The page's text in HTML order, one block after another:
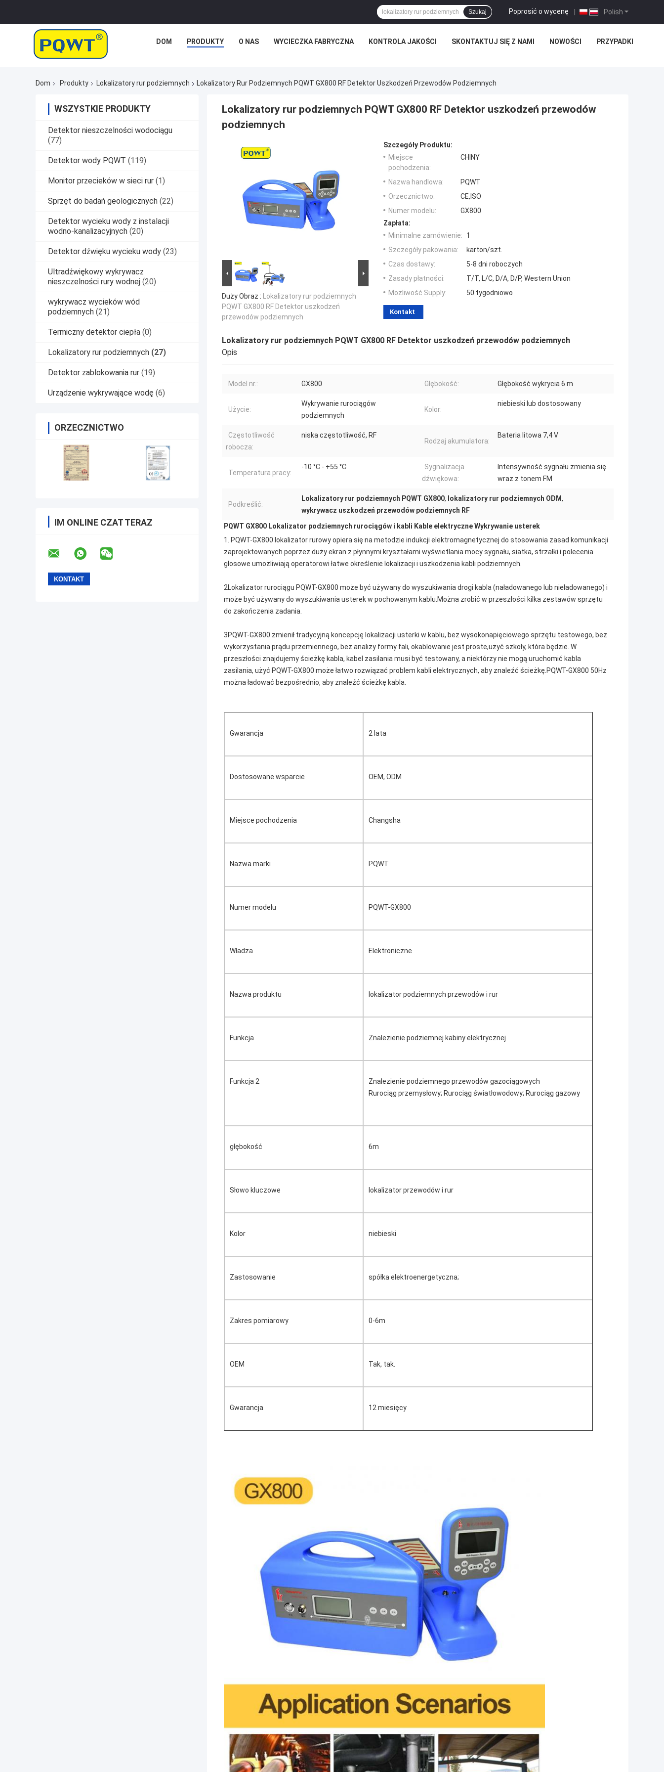
Polish
Poprosić o wycenę |
Szukaj
DOM PRODUKTY O NAS WYCIECZKA FABRYCZNA KONTROLA JAKOŚCI SKONTAKTUJ SIĘ Z NAMI NOWOŚCI PRZYPADKI
Dom Produkty Lokalizatory rur podziemnych Lokalizatory Rur Podziemnych PQWT GX800 RF Detektor Uszkodzeń Przewodów Podziemnych
WSZYSTKIE PRODUKTY
Detektor nieszczelności wodociągu
(77)
Detektor wody PQWT (119)
Monitor przecieków w sieci rur (1)
Sprzęt do badań geologicznych (22)
Detektor wycieku wody z instalacji
wodno-kanalizacyjnych (20)
Detektor dźwięku wycieku wody (23)
Ultradźwiękowy wykrywacz
nieszczelności rury wodnej (20)
wykrywacz wycieków wód
podziemnych (21)
Termiczny detektor ciepła (0)
Lokalizatory rur podziemnych (27)
Detektor zablokowania rur (19)
Urządzenie wykrywające wodę (6)
ORZECZNICTWO
IM ONLINE CZAT TERAZ
Lokalizatory rur podziemnych PQWT GX800 RF Detektor uszkodzeń przewodów
podziemnych
Duży Obraz : Lokalizatory rur podziemnych
PQWT GX800 RF Detektor uszkodzeń
przewodów podziemnych
Szczegóły Produktu:
Miejsce
pochodzenia:
CHINY
Nazwa handlowa:
PQWT
Orzecznictwo:
CE,ISO
Numer modelu:
GX800
Zapłata:
Minimalne zamówienie:
1
Szczegóły pakowania:
karton/szt.
Czas dostawy:
5-8 dni roboczych
Zasady płatności:
T/T, L/C, D/A, D/P, Western Union
Możliwość Supply:
50 tygodniowo
Kontakt
Lokalizatory rur podziemnych PQWT GX800 RF Detektor uszkodzeń przewodów podziemnych
Opis
Model nr.: GX800 Głębokość: Głębokość wykrycia 6 m
Użycie:
Wykrywanie rurociągów
podziemnych
Kolor:
niebieski lub dostosowany
Częstotliwość
robocza:
niska częstotliwość, RF
Rodzaj akumulatora:
Bateria litowa 7,4 V
Temperatura pracy:
-10 °C - +55 °C
Sygnalizacja
dźwiękowa:
Intensywność sygnału zmienia się
wraz z tonem FM
Podkreślić:
Lokalizatory rur podziemnych PQWT GX800, lokalizatory rur podziemnych ODM,
wykrywacz uszkodzeń przewodów podziemnych RF
PQWT GX800 Lokalizator podziemnych rurociągów i kabli Kable elektryczne Wykrywanie usterek
1. PQWT-GX800 lokalizator rurowy opiera się na metodzie indukcji elektromagnetycznej do stosowania zasad komunikacji
zaprojektowanych.poprzez duży ekran z płynnymi kryształami wyświetlania mocy sygnału, siatka, strzałki i polecenia
głosowe umożliwiają operatorowi łatwe określenie lokalizacji i uszkodzenia kabli podziemnych.
2Lokalizator rurociągu PQWT-GX800 może być używany do wyszukiwania drogi kabla (naładowanego lub nieładowanego) i
może być używany do wyszukiwania usterek w pochowanym kablu.Można zrobić w przeszłości kilka zestawów sprzętu
do zakończenia zadania.
3PQWT-GX800 zmienił tradycyjną koncepcję lokalizacji usterki w kablu, bez wysokonapięciowego sprzętu testowego, bez
wykorzystania prądu przemiennego, bez analizy formy fali, okablowanie jest proste,użyć szkoły, która będzie. W
przeszłości znajdujemy ścieżkę kabla, kabel zasilania musi być testowany, a niektórzy nie mogą uruchomić kabla
zasilania, użyć PQWT-GX800 może łatwo rozwiązać problem kabli elektrycznych, aby znaleźć ścieżkę.PQWT-GX800 50Hz
można ładować bezpośrednio, aby znaleźć ścieżkę kabla.
Gwarancja 2 lata
Dostosowane wsparcie OEM, ODM
Miejsce pochodzenia Changsha
Nazwa marki PQWT
Numer modelu PQWT-GX800
Władza Elektroniczne
Nazwa produktu lokalizator podziemnych przewodów i rur
Funkcja Znalezienie podziemnej kabiny elektrycznej
Funkcja 2
Znalezienie podziemnego przewodów gazociągowych
Rurociąg przemysłowy; Rurociąg światłowodowy; Rurociąg gazowy
głębokość 6m
Słowo kluczowe lokalizator przewodów i rur
Kolor niebieski
Zastosowanie spółka elektroenergetyczna;
Zakres pomiarowy 0-6m
OEM Tak, tak.
Gwarancja 12 miesięcy